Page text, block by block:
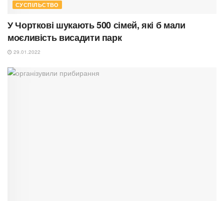
СУСПІЛЬСТВО
У Чорткові шукають 500 сімей, які б мали
моєливість висадити парк
29.01.2022